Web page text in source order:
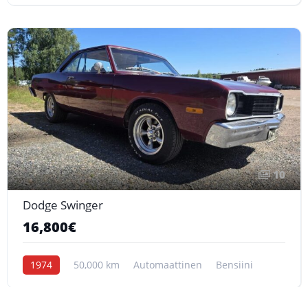
10
Dodge Swinger
16,800€
1974 50,000 km Automaattinen Bensiini